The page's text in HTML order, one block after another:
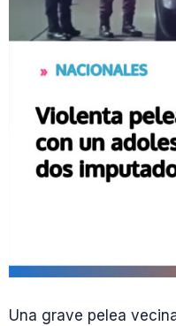
Una grave pelea